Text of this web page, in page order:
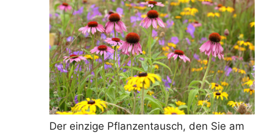
Der einzige Pflanzentausch, den Sie am